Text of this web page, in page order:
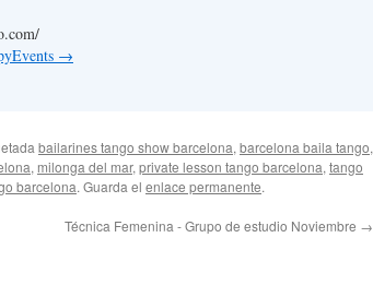
→
bailarines tango show barcelona, barcelona baila tango,
, milonga del mar, private lesson tango barcelona, tango
barcelona. Guarda el enlace permanente.
Técnica Femenina - Grupo de estudio Noviembre →